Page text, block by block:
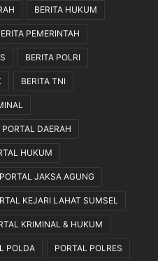
BERITA HUKUM
PEMERINTAH
BERITA POLRI
BERITA TNI
PORTAL DAERAH
HUKUM
PORTAL JAKSA AGUNG
KEJARI LAHAT SUMSEL
KRIMINAL & HUKUM
POLDA PORTAL POLRES